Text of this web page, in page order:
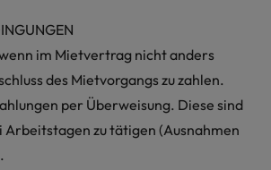
im Mietvertrag nicht anders
des Mietvorgangs zu zahlen.
per Überweisung. Diese sind
Arbeitstagen zu tätigen (Ausnahmen